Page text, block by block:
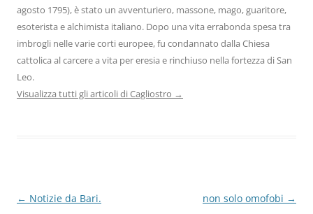
agosto 1795), è stato un avventuriero, massone, mago, guaritore,
esoterista e alchimista italiano. Dopo una vita errabonda spesa tra
imbrogli nelle varie corti europee, fu condannato dalla Chiesa
cattolica al carcere a vita per eresia e rinchiuso nella fortezza di San
Leo.
Visualizza tutti gli articoli di Cagliostro →
Navigazione
← Notizie da Bari. non solo omofobi →